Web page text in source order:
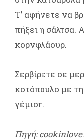
Τ’ αφήνετε να
πήξει η σάλτσα.
κορνφλάουρ.
Σερβίρετε σε
κοτόπουλο με τη
γέμιση.
Πηγή: